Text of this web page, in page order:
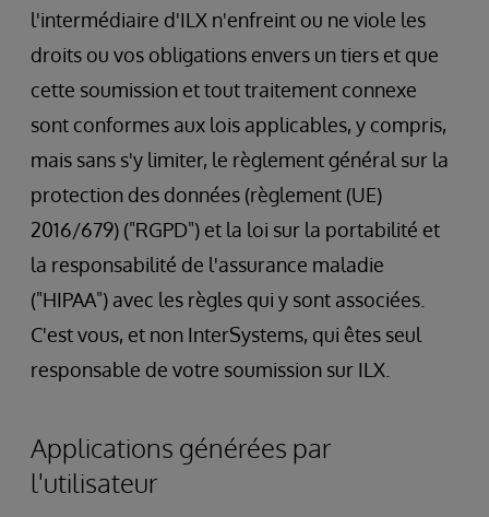
l'intermédiaire d'ILX n'enfreint ou ne viole les
droits ou vos obligations envers un tiers et que
cette soumission et tout traitement connexe
sont conformes aux lois applicables, y compris,
mais sans s'y limiter, le règlement général sur la
protection des données (règlement (UE)
2016/679) ("RGPD") et la loi sur la portabilité et
la responsabilité de l'assurance maladie
("HIPAA") avec les règles qui y sont associées.
C'est vous, et non InterSystems, qui êtes seul
responsable de votre soumission sur ILX.
Applications générées par
l'utilisateur